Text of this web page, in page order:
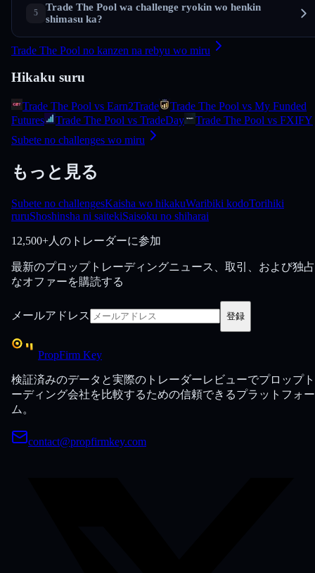
Trade The Pool wa challenge ryokin wo henkin
shimasu ka?
Trade The Pool no kanzen na rebyu wo miru
Hikaku suru
Trade The Pool vs Earn2Trade
Trade The Pool vs My Funded
Futures
Trade The Pool vs TradeDay
Trade The Pool vs FXIFY
Subete no challenges wo miru
もっと見る
Subete no challengesKaisha wo hikakuWaribiki kodoTorihiki
ruruShoshinsha ni saitekiSaisoku no shiharai
12,500+人のトレーダーに参加
最新のプロップトレーディングニュース、取引、および独
なオファーを購読する
メールアドレス 登録
PropFirm Key
検証済みのデータと実際のトレーダーレビューでプロップ
ーディング会社を比較するための信頼できるプラットフォー
ム。
contact@propfirmkey.com